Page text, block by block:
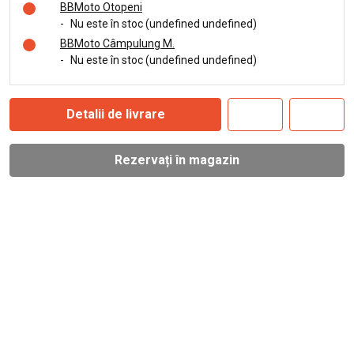
BBMoto Otopeni
-
Nu este în stoc (undefined undefined)
BBMoto Câmpulung M.
-
Nu este în stoc (undefined undefined)
Detalii de livrare
Rezervați în magazin